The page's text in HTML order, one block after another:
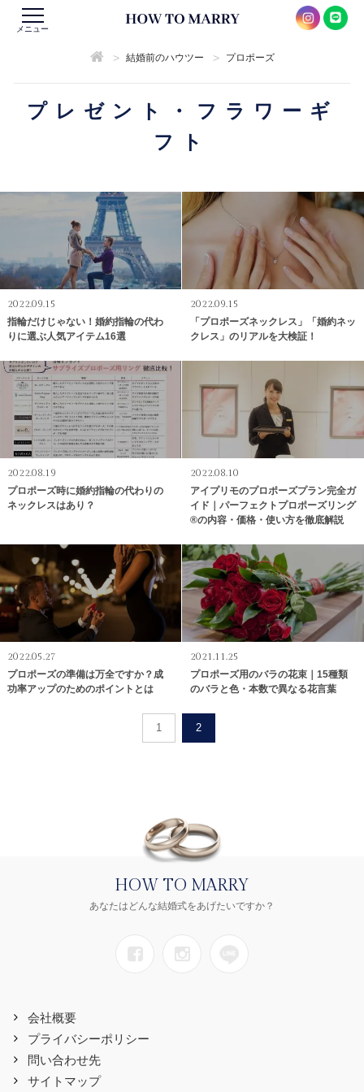
メニュー
> 結婚前のハウツー > プロポーズ
プレゼント・フラワーギ
フト
2022.09.15
指輪だけじゃない！婚約指輪の代わ
りに選ぶ人気アイテム16選
2022.09.15
「プロポーズネックレス」「婚約ネッ
クレス」のリアルを大検証！
2022.08.19
プロポーズ時に婚約指輪の代わりの
ネックレスはあり？
2022.08.10
アイプリモのプロポーズプラン完全ガ
イド｜パーフェクトプロポーズリング
®の内容・価格・使い方を徹底解説
2022.05.27
プロポーズの準備は万全ですか？成
功率アップのためのポイントとは
2021.11.25
プロポーズ用のバラの花束｜15種類
のバラと色・本数で異なる花言葉
1 2
HOW TO MARRY
あなたはどんな結婚式をあげたいですか？
会社概要
プライバシーポリシー
問い合わせ先
サイトマップ